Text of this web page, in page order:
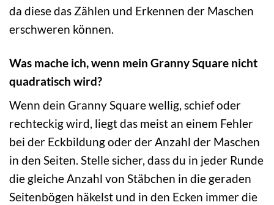
da diese das Zählen und Erkennen der Maschen
erschweren können.
Was mache ich, wenn mein Granny Square nicht
quadratisch wird?
Wenn dein Granny Square wellig, schief oder
rechteckig wird, liegt das meist an einem Fehler
bei der Eckbildung oder der Anzahl der Maschen
in den Seiten. Stelle sicher, dass du in jeder Runde
die gleiche Anzahl von Stäbchen in die geraden
Seitenbögen häkelst und in den Ecken immer die